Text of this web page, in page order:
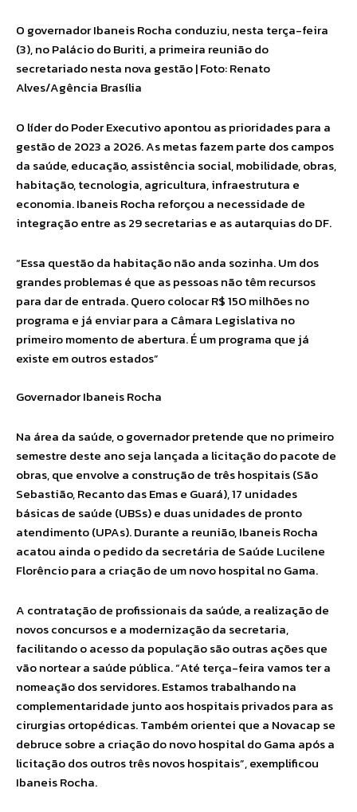
O governador Ibaneis Rocha conduziu, nesta terça-feira
(3), no Palácio do Buriti, a primeira reunião do
secretariado nesta nova gestão | Foto: Renato
Alves/Agência Brasília
O líder do Poder Executivo apontou as prioridades para a
gestão de 2023 a 2026. As metas fazem parte dos campos
da saúde, educação, assistência social, mobilidade, obras,
habitação, tecnologia, agricultura, infraestrutura e
economia. Ibaneis Rocha reforçou a necessidade de
integração entre as 29 secretarias e as autarquias do DF.
“Essa questão da habitação não anda sozinha. Um dos
grandes problemas é que as pessoas não têm recursos
para dar de entrada. Quero colocar R$ 150 milhões no
programa e já enviar para a Câmara Legislativa no
primeiro momento de abertura. É um programa que já
existe em outros estados”
Governador Ibaneis Rocha
Na área da saúde, o governador pretende que no primeiro
semestre deste ano seja lançada a licitação do pacote de
obras, que envolve a construção de três hospitais (São
Sebastião, Recanto das Emas e Guará), 17 unidades
básicas de saúde (UBSs) e duas unidades de pronto
atendimento (UPAs). Durante a reunião, Ibaneis Rocha
acatou ainda o pedido da secretária de Saúde Lucilene
Florêncio para a criação de um novo hospital no Gama.
A contratação de profissionais da saúde, a realização de
novos concursos e a modernização da secretaria,
facilitando o acesso da população são outras ações que
vão nortear a saúde pública. “Até terça-feira vamos ter a
nomeação dos servidores. Estamos trabalhando na
complementaridade junto aos hospitais privados para as
cirurgias ortopédicas. Também orientei que a Novacap se
debruce sobre a criação do novo hospital do Gama após a
licitação dos outros três novos hospitais”, exemplificou
Ibaneis Rocha.